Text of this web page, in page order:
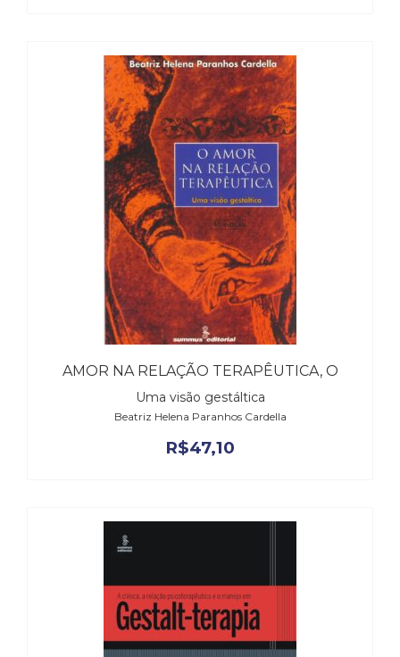
Ocupacional
Treinamento
AMOR NA RELAÇÃO TERAPÊUTICA, O
Uma visão gestáltica
Beatriz Helena Paranhos Cardella
R$47,10